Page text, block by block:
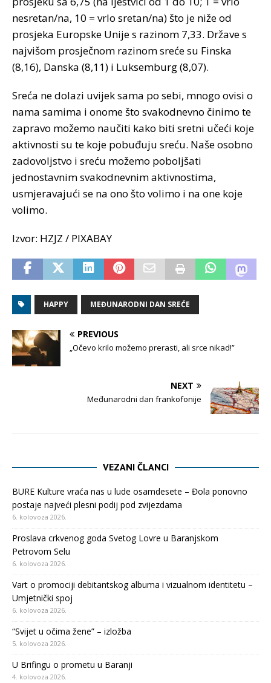
nesretan/na, 10 = vrlo sretan/na) što je niže od
prosjeka Europske Unije s razinom 7,33. Države s
najvišom prosječnom razinom sreće su Finska
(8,16), Danska (8,11) i Luksemburg (8,07).
Sreća ne dolazi uvijek sama po sebi, mnogo ovisi o
nama samima i onome što svakodnevno činimo te
zapravo možemo naučiti kako biti sretni učeći koje
aktivnosti su te koje pobuđuju sreću. Naše osobno
zadovoljstvo i sreću možemo poboljšati
jednostavnim svakodnevnim aktivnostima,
usmjeravajući se na ono što volimo i na one koje
volimo.
Izvor: HZJZ / PIXABAY
HAPPY MEĐUNARODNI DAN SREĆE
PREVIOUS
„Očevo krilo možemo prerasti, ali srce nikad!”
NEXT
Međunarodni dan frankofonije
VEZANI ČLANCI
BURE Kulture vraća nas u lude osamdesete – Đola ponovno
postaje najveći plesni podij pod zvijezdama
6. kolovoza 2026.
Proslava crkvenog goda Svetog Lovre u Baranjskom
Petrovom Selu
6. kolovoza 2026.
Vart o promociji debitantskog albuma i vizualnom identitetu –
Umjetnički spoj
6. kolovoza 2026.
“Svijet u očima žene” – izložba
5. kolovoza 2026.
U Brifingu o prometu u Baranji
4. kolovoza 2026.